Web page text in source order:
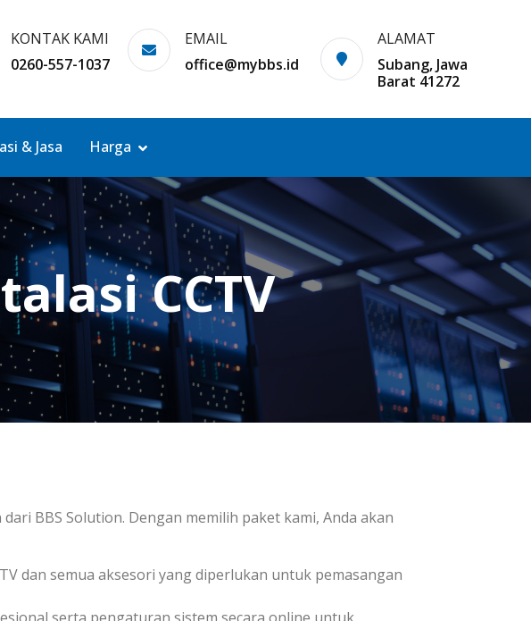
KONTAK KAMI
0260-557-1037
EMAIL
office@mybbs.id
ALAMAT
Subang, Jawa
Barat 41272
& Jasa Harga
CCTV
BBS Solution. Dengan memilih paket kami, Anda akan
dan semua aksesori yang diperlukan untuk pemasangan